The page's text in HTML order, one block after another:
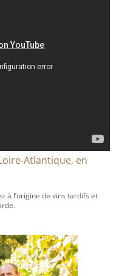
Atlantique, en
à l’origine de vins tardifs et